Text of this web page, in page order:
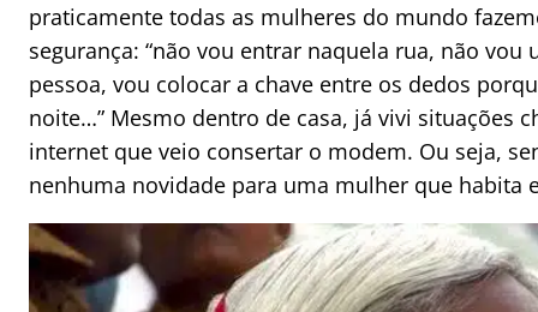
praticamente todas as mulheres do mundo
segurança: “não vou entrar naquela rua, não
pessoa, vou colocar a chave entre os dedos
noite…” Mesmo dentro de casa, já vivi situações
internet que veio consertar o modem. Ou seja,
nenhuma novidade para uma mulher que habita